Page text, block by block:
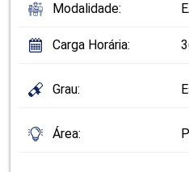
Modalidade:
Carga Horária:
Grau:
Área: